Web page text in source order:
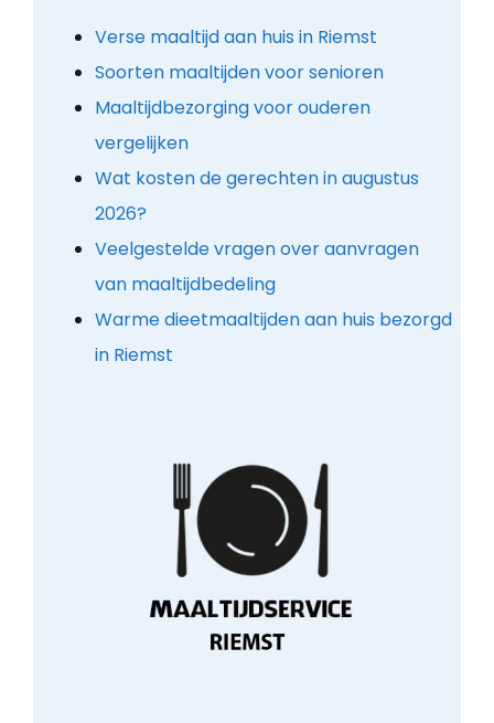
Verse maaltijd aan huis in Riemst
Soorten maaltijden voor senioren
Maaltijdbezorging voor ouderen
vergelijken
Wat kosten de gerechten in augustus
2026?
Veelgestelde vragen over aanvragen
van maaltijdbedeling
Warme dieetmaaltijden aan huis bezorgd
in Riemst